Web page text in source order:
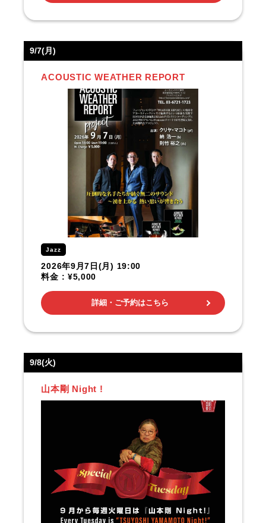
9/7(月)
ACOUSTIC WEATHER REPORT
Jazz
2026年9月7日(月) 19:00
料金 : ¥5,000
詳細・ご予約はこちら
9/8(火)
山本剛 Night !